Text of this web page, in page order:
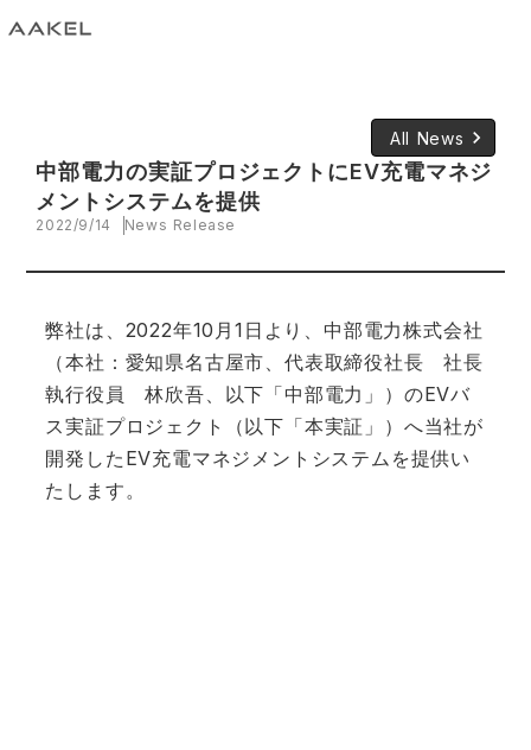
All News keyboard_arrow_right
中部電力の実証プロジェクトにEV充電マネジ
メントシステムを提供
2022/9/14 News Release
弊社は、2022年10月1日より、中部電力株式会社
（本社：愛知県名古屋市、代表取締役社長 社長
執行役員 林欣吾、以下「中部電力」）のEVバ
ス実証プロジェクト（以下「本実証」）へ当社が
開発したEV充電マネジメントシステムを提供い
たします。